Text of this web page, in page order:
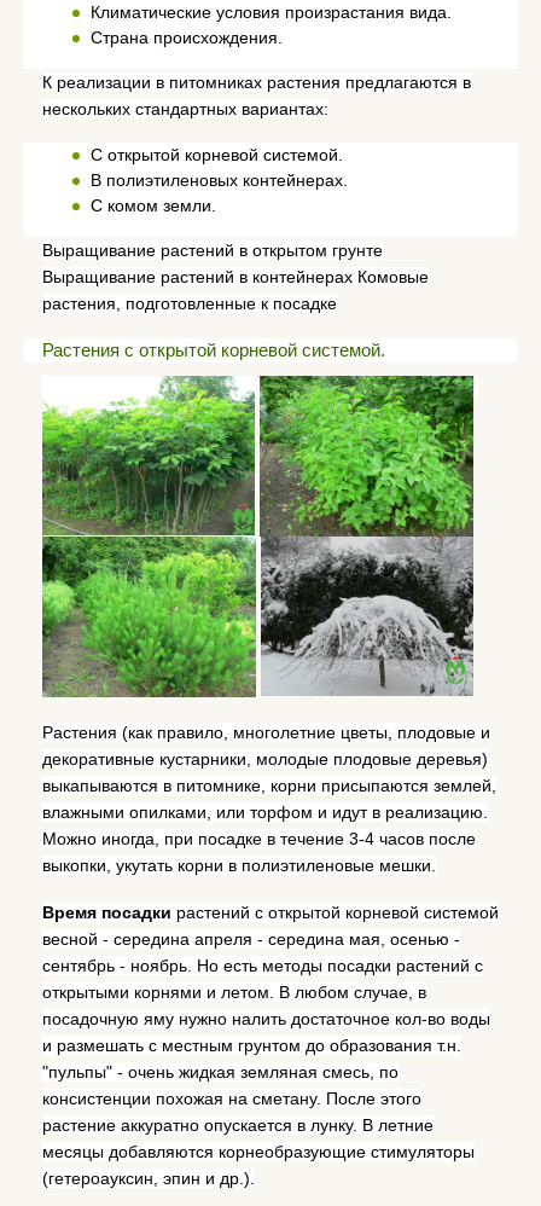
Климатические условия произрастания вида.
Страна происхождения.
К реализации в питомниках растения предлагаются в
нескольких стандартных вариантах:
С открытой корневой системой.
В полиэтиленовых контейнерах.
С комом земли.
Выращивание растений в открытом грунте
Выращивание растений в контейнерах Комовые
растения, подготовленные к посадке
Растения с открытой корневой системой.
Растения (как правило, многолетние цветы, плодовые и
декоративные кустарники, молодые плодовые деревья)
выкапываются в питомнике, корни присыпаются землей,
влажными опилками, или торфом и идут в реализацию.
Можно иногда, при посадке в течение 3-4 часов после
выкопки, укутать корни в полиэтиленовые мешки.
Время посадки растений с открытой корневой системой
весной - середина апреля - середина мая, осенью -
сентябрь - ноябрь. Но есть методы посадки растений с
открытыми корнями и летом. В любом случае, в
посадочную яму нужно налить достаточное кол-во воды
и размешать с местным грунтом до образования т.н.
"пульпы" - очень жидкая земляная смесь, по
консистенции похожая на сметану. После этого
растение аккуратно опускается в лунку. В летние
месяцы добавляются корнеобразующие стимуляторы
(гетероауксин, эпин и др.).